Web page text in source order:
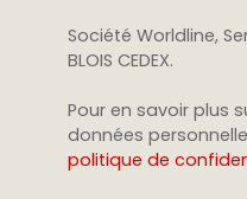
Société Worldline,
BLOIS CEDEX.
Pour en savoir plus
données
politique de